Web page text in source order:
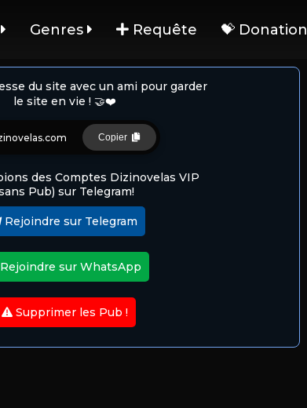
Genres Requête 💝 Donation
du site avec un ami pour garder
le site en vie ! 🤝❤️
Copier
des Comptes Dizinovelas VIP
Pub) sur Telegram!
Rejoindre sur Telegram
Rejoindre sur WhatsApp
Supprimer les Pub !